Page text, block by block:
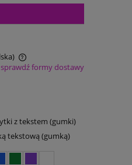
sprawdź formy dostawy
z tekstem (gumki)
tekstową (gumką)